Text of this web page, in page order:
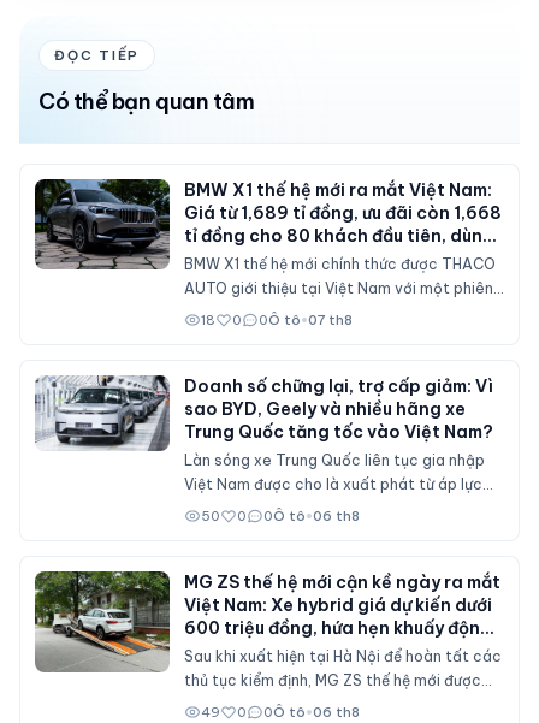
ĐỌC TIẾP
Có thể bạn quan tâm
BMW X1 thế hệ mới ra mắt Việt Nam:
Giá từ 1,689 tỉ đồng, ưu đãi còn 1,668
tỉ đồng cho 80 khách đầu tiên, dùng
máy 2.0 tăng áp 204 mã lực
BMW X1 thế hệ mới chính thức được THACO
AUTO giới thiệu tại Việt Nam với một phiên
bản sDrive20i. Mẫu SAV cỡ nhỏ được nâng
nghệ hỗ trợ lái.
18 0 0Ô tô•07 th8
Doanh số chững lại, trợ cấp giảm: Vì
sao BYD, Geely và nhiều hãng xe
Trung Quốc tăng tốc vào Việt Nam?
Làn sóng xe Trung Quốc liên tục gia nhập
Việt Nam được cho là xuất phát từ áp lực
doanh số tại thị trường nội địa, nơi sức mua
50 0 0Ô tô•06 th8
MG ZS thế hệ mới cận kề ngày ra mắt
Việt Nam: Xe hybrid giá dự kiến dưới
600 triệu đồng, hứa hẹn khuấy động
phân khúc SUV cỡ B
Sau khi xuất hiện tại Hà Nội để hoàn tất các
thủ tục kiểm định, MG ZS thế hệ mới được
cho là sẽ sớm mở bán tại Việt Nam với nhiều
49 0 0Ô tô•06 th8